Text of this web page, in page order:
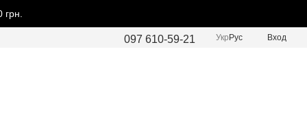
097 610-59-21 Укр Рус Вход